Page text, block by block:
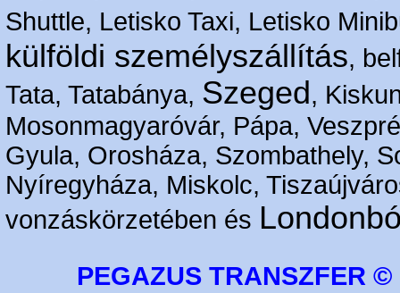
Shuttle, Letisko Taxi, Letisko
külföldi személyszállítás,
Tata, Tatabánya, Szeged ,
Mosonmagyaróvár, Pápa,
Gyula, Orosháza, Szombathely,
Nyíregyháza, Miskolc,
vonzáskörzetében és
PEGAZUS TRANSZFER ©